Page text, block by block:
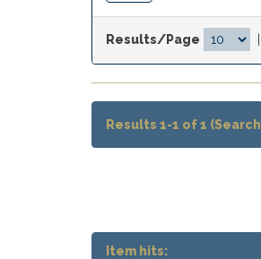
Results/Page
Results 1-1 of 1
Item hits: